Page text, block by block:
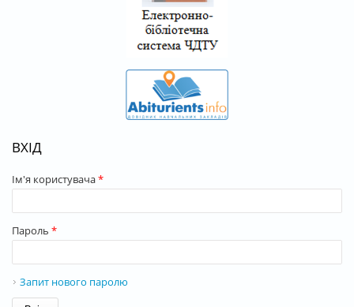
ВХІД
Ім'я користувача*
Пароль *
Запит нового паролю